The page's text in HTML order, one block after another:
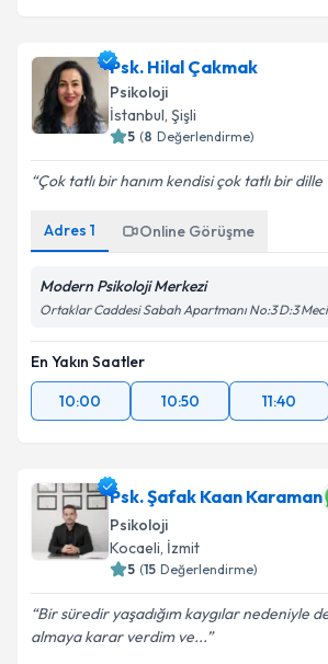
Psk. Hilal Çakmak
Psikoloji
İstanbul, Şişli
5 (8 Değerlendirme)
Çok tatlı bir hanım kendisi çok tatlı bir dille
Adres 1 Online Görüşme
Modern Psikoloji Merkezi
Ortaklar Caddesi Sabah Apartmanı No:3 D:3
En Yakın Saatler
10:00
10:50 11:40
Psk. Şafak Kaan Karaman
Psikoloji
Kocaeli, İzmit
5 (15 Değerlendirme)
Bir süredir yaşadığım kaygılar nedeniyle
almaya karar verdim ve...